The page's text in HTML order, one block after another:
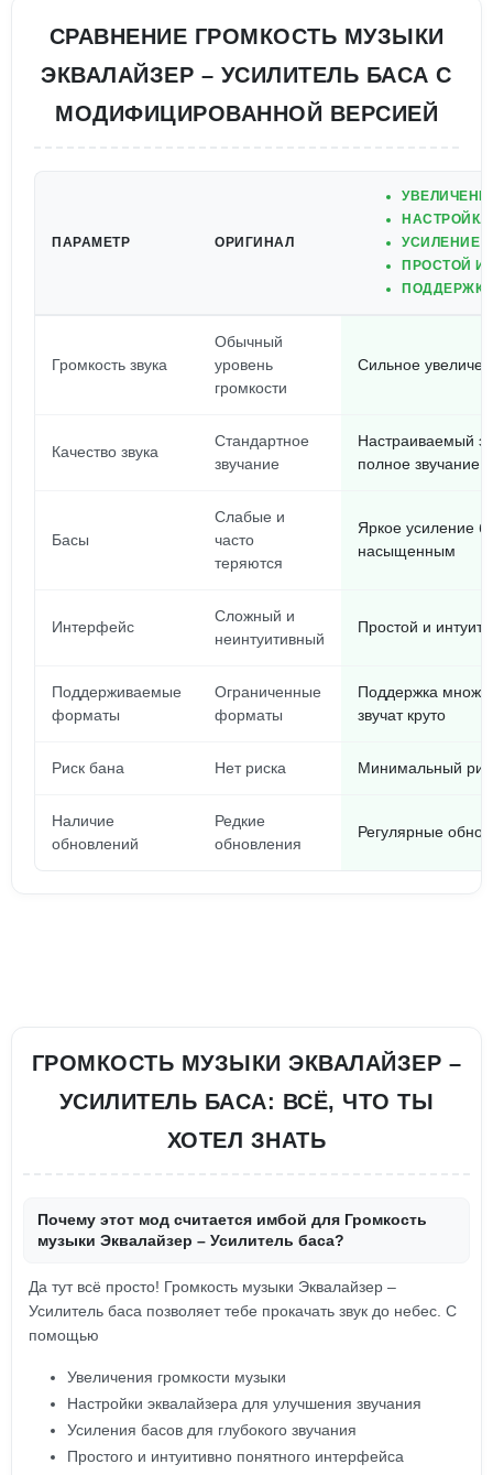
СРАВНЕНИЕ ГРОМКОСТЬ МУЗЫКИ
ЭКВАЛАЙЗЕР – УСИЛИТЕЛЬ БАСА С
МОДИФИЦИРОВАННОЙ ВЕРСИЕЙ
ПАРАМЕТР ОРИГИНАЛ
УСИЛЕНИЕ
ПРОСТОЙ И
Громкость звука
Обычный
уровень
громкости
Сильное
Качество звука
Стандартное
звучание
Настраиваемый
полное звучание
Басы
Слабые и
часто
теряются
Яркое усиление
насыщенным
Интерфейс
Сложный и
неинтуитивный
Простой и
Поддерживаемые
форматы
Ограниченные
форматы
Поддержка
звучат круто
Риск бана Нет риска Минимальный
Наличие
обновлений
Редкие
обновления
Регулярные
ГРОМКОСТЬ МУЗЫКИ ЭКВАЛАЙЗЕР –
УСИЛИТЕЛЬ БАСА: ВСЁ, ЧТО ТЫ
ХОТЕЛ ЗНАТЬ
Почему этот мод считается имбой для Громкость
музыки Эквалайзер – Усилитель баса?
Да тут всё просто! Громкость музыки Эквалайзер –
Усилитель баса позволяет тебе прокачать звук до небес. С
помощью
Увеличения громкости музыки
Настройки эквалайзера для улучшения звучания
Усиления басов для глубокого звучания
Простого и интуитивно понятного интерфейса